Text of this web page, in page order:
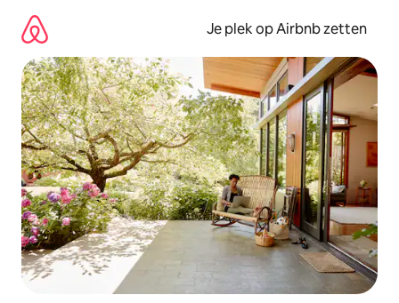
direct
naar
inhoud
Je plek op Airbnb zetten